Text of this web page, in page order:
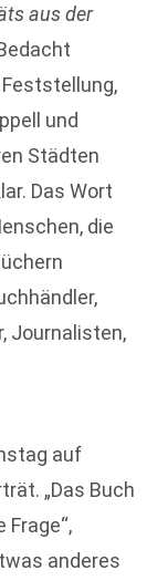
aus der
Feststellung,
und
Städten
Das Wort
die
Journalisten,
auf
„Das Buch
anderes